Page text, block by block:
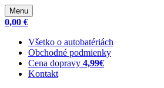
Menu
0,00 €
Všetko o autobatériách
Obchodné podmienky
Cena dopravy 4,99€
Kontakt